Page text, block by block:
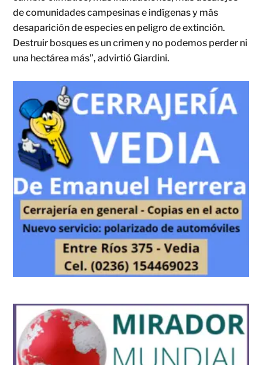
de comunidades campesinas e indígenas y más
desaparición de especies en peligro de extinción.
Destruir bosques es un crimen y no podemos perder ni
una hectárea más”, advirtió Giardini.